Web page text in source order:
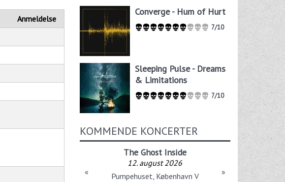
Anmeldelse
Converge - Hum of Hurt
7/10
Sleeping Pulse - Dreams
& Limitations
7/10
KOMMENDE KONCERTER
The Ghost Inside
12. august 2026
Pumpehuset, København V
« »